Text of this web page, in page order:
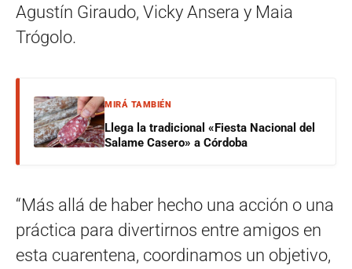
Agustín Giraudo, Vicky Ansera y Maia
Trógolo.
MIRÁ TAMBIÉN
Llega la tradicional «Fiesta Nacional del
Salame Casero» a Córdoba
“Más allá de haber hecho una acción o una
práctica para divertirnos entre amigos en
esta cuarentena, coordinamos un objetivo,